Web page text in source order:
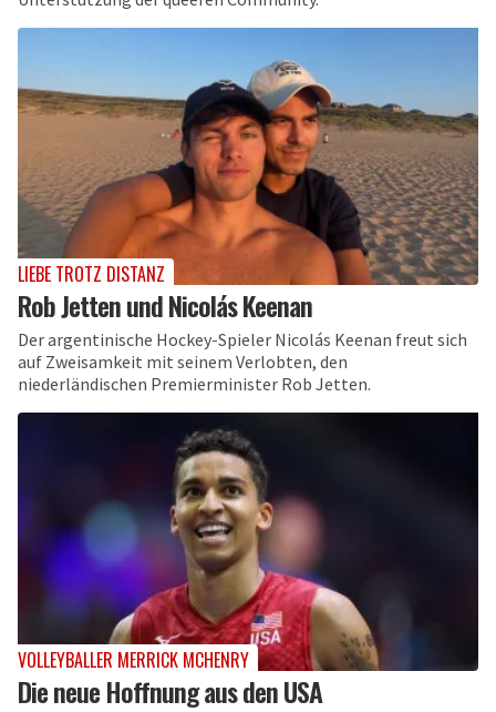
LIEBE TROTZ DISTANZ
Rob Jetten und Nicolás Keenan
Der argentinische Hockey-Spieler Nicolás Keenan freut sich
auf Zweisamkeit mit seinem Verlobten, den
niederländischen Premierminister Rob Jetten.
VOLLEYBALLER MERRICK MCHENRY
Die neue Hoffnung aus den USA